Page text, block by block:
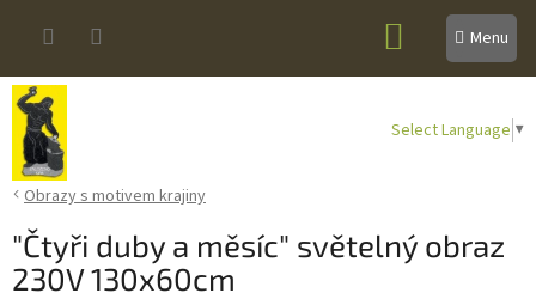
Select Language ▼
NÁKUPNÍ
KOŠÍK
Obrazy s motivem krajiny
"Čtyři duby a měsíc" světelný obraz
230V 130x60cm